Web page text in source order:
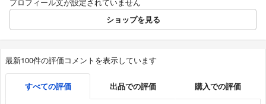
ショップを見る
最新100件の評価コメントを表示しています
すべての評価 出品での評価 購入での評価